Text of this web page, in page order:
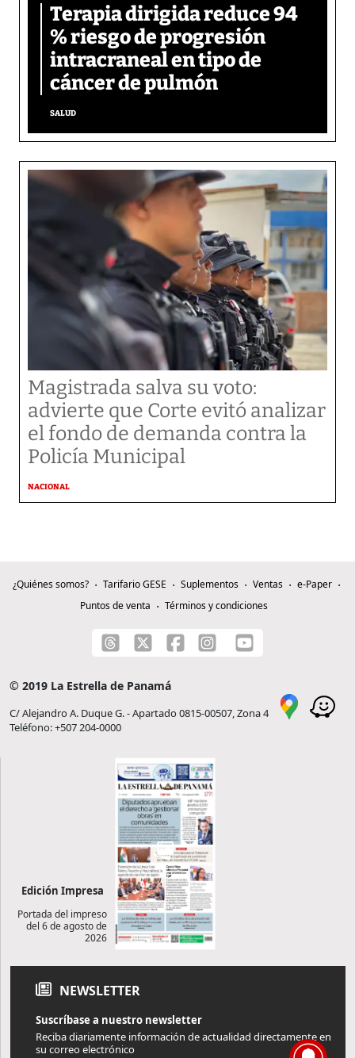
Terapia dirigida reduce 94
% riesgo de progresión
intracraneal en tipo de
cáncer de pulmón
SALUD
Magistrada salva su voto:
advierte que Corte evitó analizar
el fondo de demanda contra la
Policía Municipal
NACIONAL
¿Quiénes somos? Tarifario GESE Suplementos Ventas
e-Paper
Puntos de venta
Términos y condiciones
© 2019 La Estrella de Panamá
C/ Alejandro A. Duque G. - Apartado 0815-00507, Zona 4
Teléfono: +507 204-0000
Edición Impresa
Portada del impreso
del 6 de agosto de
2026
NEWSLETTER
Suscríbase a nuestro newsletter
Reciba diariamente información de actualidad directamente en
su correo electrónico